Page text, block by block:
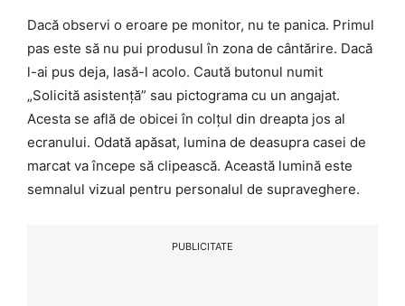
Dacă observi o eroare pe monitor, nu te panica. Primul
pas este să nu pui produsul în zona de cântărire. Dacă
l-ai pus deja, lasă-l acolo. Caută butonul numit
„Solicită asistență” sau pictograma cu un angajat.
Acesta se află de obicei în colțul din dreapta jos al
ecranului. Odată apăsat, lumina de deasupra casei de
marcat va începe să clipească. Această lumină este
semnalul vizual pentru personalul de supraveghere.
PUBLICITATE